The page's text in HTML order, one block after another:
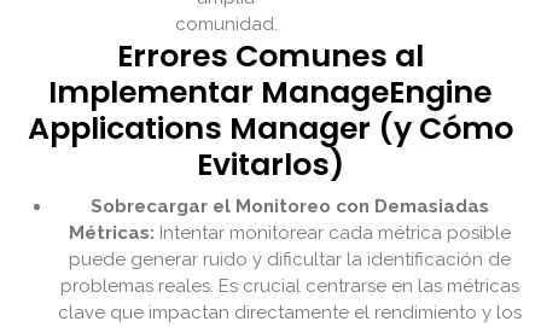
comunidad.
Errores Comunes al
Implementar ManageEngine
Applications Manager (y Cómo
Evitarlos)
Sobrecargar el Monitoreo con Demasiadas
Métricas: Intentar monitorear cada métrica posible
puede generar ruido y dificultar la identificación de
problemas reales. Es crucial centrarse en las métricas
clave que impactan directamente el rendimiento y los